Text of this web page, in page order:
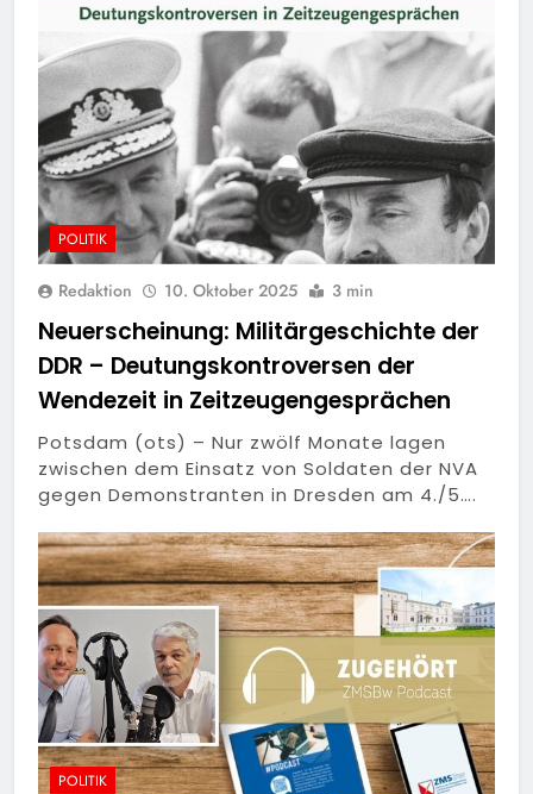
POLITIK
Redaktion 10. Oktober 2025 3 min
Neuerscheinung: Militärgeschichte der
DDR – Deutungskontroversen der
Wendezeit in Zeitzeugengesprächen
Potsdam (ots) – Nur zwölf Monate lagen
zwischen dem Einsatz von Soldaten der NVA
gegen Demonstranten in Dresden am 4./5….
POLITIK